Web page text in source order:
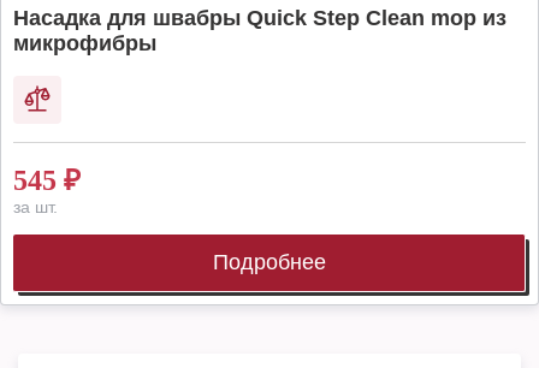
Насадка для швабры Quick Step Clean mop из
микрофибры
545 ₽
за шт.
Подробнее